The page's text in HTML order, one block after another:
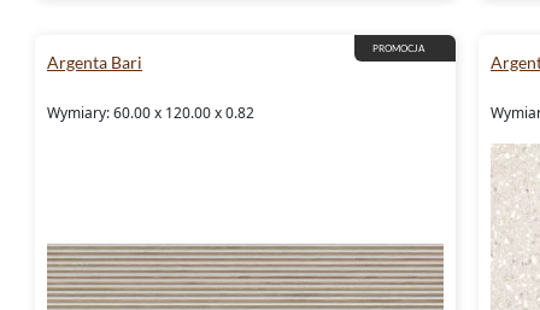
PROMOCJA
Argenta Bari
Wymiary: 60.00 x 120.00 x 0.82